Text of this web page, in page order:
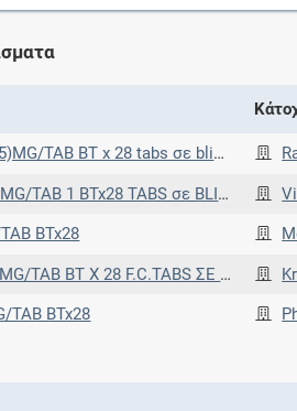
x 28 tabs σε blister (OPA/AL/PVC-AL)
TABS σε BLISTER PVC/Alu/OPA-Alu
BTx28
F.C.TABS ΣΕ BLISTER OPA/ALU/PVC//ALU
TAB BTx28